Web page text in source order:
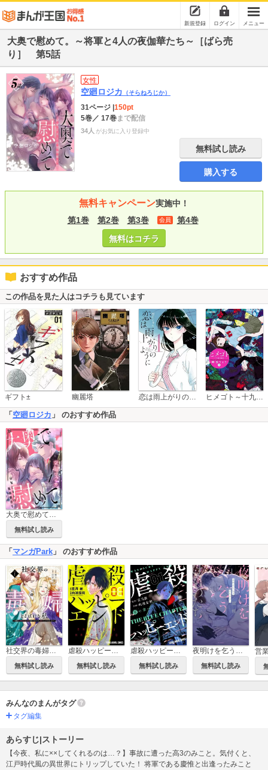
新規登録 ログイン メニュー
大奥で慰めて。～将軍と4人の夜伽華たち～［ばら売
り］ 第5話
女性
空廻ロジカ （そらねろじか）
31ページ 150pt
5巻／ 17巻まで配信
34人 がお気に入り登録中
無料試し読み
購入する
無料キャンペーン実施中！
第1巻
第2巻 第3巻 会員
第4巻
無料はコチラ
おすすめ作品
この作品を見た人はコチラも見ています
ギフト± 幽麗塔 恋は雨上がりのように ヒメゴト～十九歳の制服～
「 空廻ロジカ 」 のおすすめ作品
大奥で慰めて。～将軍と4人の夜伽華たち～
無料試し読み
「 マンガPark 」 のおすすめ作品
社交界の毒婦とよばれる私～素敵な辺境伯令息に腕を折られたので、責任とってもらいます～
無料試し読み
虐殺ハッピーエンド
無料試し読み
虐殺ハッピーエンド～蒼の章～
無料試し読み
夜明けを乞うけものたち
無料試し読み
みんなのまんがタグ
タグ編集
あらすじ|ストーリー
【今夜、私に××してくれるのは…？】事故に遭った高3のみこと。気付くと、
江戸時代風の異世界にトリップしていた！ 将軍である慶惟と出逢ったみこと